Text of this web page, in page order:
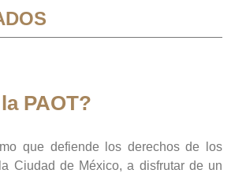
PAOT?
que defiende los derechos de los
Ciudad de México, a disfrutar de un